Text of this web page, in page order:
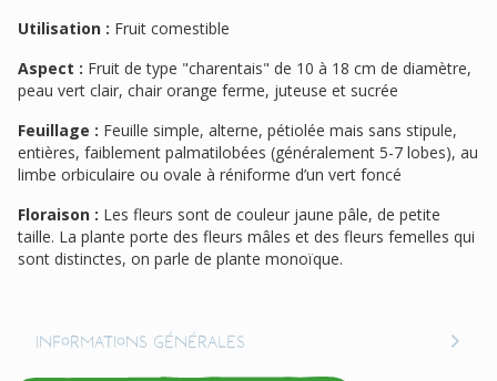
Utilisation : Fruit comestible
Aspect : Fruit de type "charentais" de 10 à 18 cm de diamètre,
peau vert clair, chair orange ferme, juteuse et sucrée
Feuillage : Feuille simple, alterne, pétiolée mais sans stipule,
entières, faiblement palmatilobées (généralement 5-7 lobes), au
limbe orbiculaire ou ovale à réniforme d’un vert foncé
Floraison : Les fleurs sont de couleur jaune pâle, de petite
taille. La plante porte des fleurs mâles et des fleurs femelles qui
sont distinctes, on parle de plante monoïque.
Informations générales